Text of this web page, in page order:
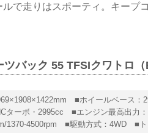
で走りはスポーティ。キープ
バック 55 TFSIクワトロ（
■ホイールベース
ターボ・2995cc ■エンジン最高出力
1370-4500rpm ■駆動方式：4WD ■ト